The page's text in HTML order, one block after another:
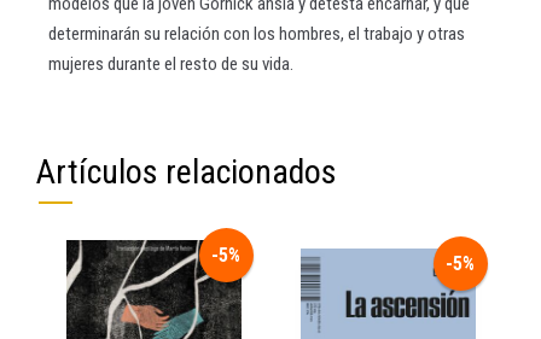
determinarán su relación con los hombres, el trabajo y otras
mujeres durante el resto de su vida.
Artículos relacionados
-5% -5%